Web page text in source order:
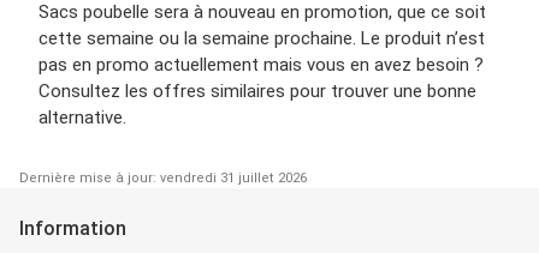
Sacs poubelle sera à nouveau en promotion, que ce soit
cette semaine ou la semaine prochaine. Le produit n’est
pas en promo actuellement mais vous en avez besoin ?
Consultez les offres similaires pour trouver une bonne
alternative.
Dernière mise à jour: vendredi 31 juillet 2026
Information